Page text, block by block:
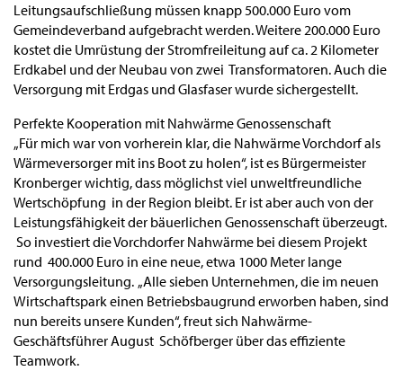
Leitungsaufschließung müssen knapp 500.000 Euro vom
Gemeindeverband aufgebracht werden. Weitere 200.000 Euro
kostet die Umrüstung der Stromfreileitung auf ca. 2 Kilometer
Erdkabel und der Neubau von zwei Transformatoren. Auch die
Versorgung mit Erdgas und Glasfaser wurde sichergestellt.
Perfekte Kooperation mit Nahwärme Genossenschaft
„Für mich war von vorherein klar, die Nahwärme Vorchdorf als
Wärmeversorger mit ins Boot zu holen“, ist es Bürgermeister
Kronberger wichtig, dass möglichst viel unweltfreundliche
Wertschöpfung in der Region bleibt. Er ist aber auch von der
Leistungsfähigkeit der bäuerlichen Genossenschaft überzeugt.
So investiert die Vorchdorfer Nahwärme bei diesem Projekt
rund 400.000 Euro in eine neue, etwa 1000 Meter lange
Versorgungsleitung. „Alle sieben Unternehmen, die im neuen
Wirtschaftspark einen Betriebsbaugrund erworben haben, sind
nun bereits unsere Kunden“, freut sich Nahwärme-
Geschäftsführer August Schöfberger über das effiziente
Teamwork.